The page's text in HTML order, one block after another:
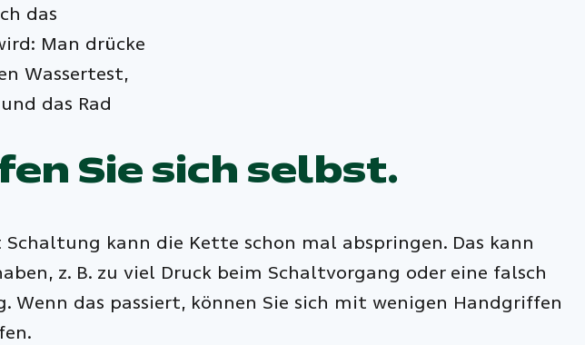
das
Man drücke
Wassertest,
das Rad
Sie sich selbst.
kann die Kette schon mal abspringen. Das kann
z. B. zu viel Druck beim Schaltvorgang oder eine falsch
Wenn das passiert, können Sie sich mit wenigen Handgriffen